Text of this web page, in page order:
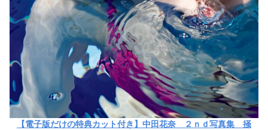
【電子版だけの特典カット付き】中田花奈 ２ｎｄ写真集 掻